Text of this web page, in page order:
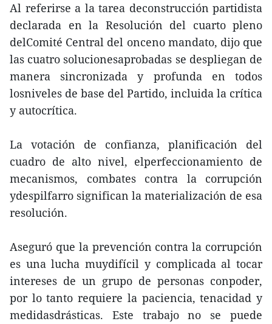
Al referirse a la tarea deconstrucción partidista
declarada en la Resolución del cuarto pleno
delComité Central del onceno mandato, dijo que
las cuatro solucionesaprobadas se despliegan de
manera sincronizada y profunda en todos
losniveles de base del Partido, incluida la crítica
y autocrítica.
La votación de confianza, planificación del
cuadro de alto nivel, elperfeccionamiento de
mecanismos, combates contra la corrupción
ydespilfarro significan la materialización de esa
resolución.
Aseguró que la prevención contra la corrupción
es una lucha muydifícil y complicada al tocar
intereses de un grupo de personas conpoder,
por lo tanto requiere la paciencia, tenacidad y
medidasdrásticas. Este trabajo no se puede